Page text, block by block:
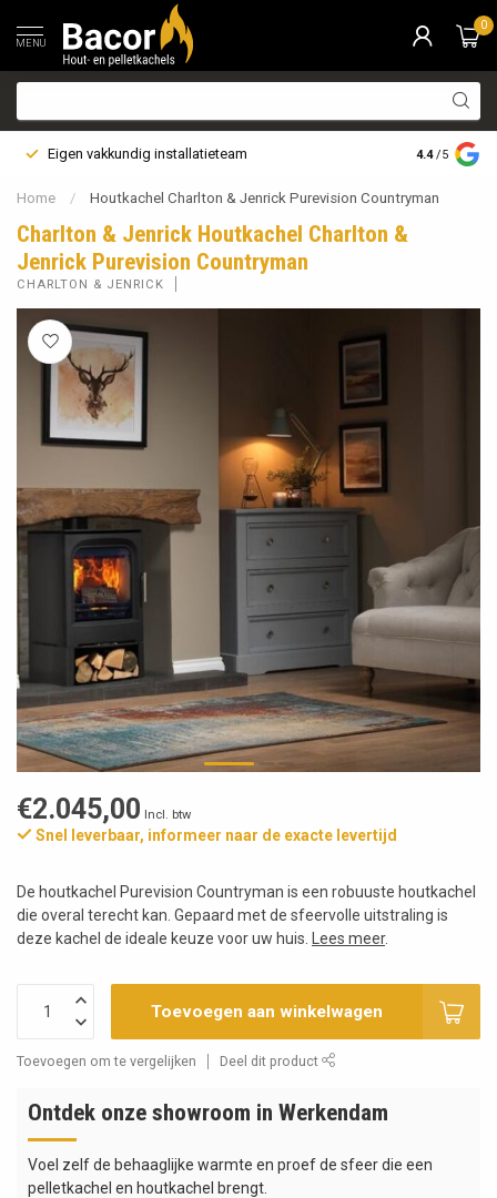
MENU
0
Eigen vakkundig installatieteam Bezorging
4.4 /5
Home / Houtkachel Charlton & Jenrick Purevision Countryman
Charlton & Jenrick Houtkachel Charlton &
Jenrick Purevision Countryman
CHARLTON & JENRICK
€2.045,00 Incl. btw
Snel leverbaar, informeer naar de exacte levertijd
De houtkachel Purevision Countryman is een robuuste houtkachel
die overal terecht kan. Gepaard met de sfeervolle uitstraling is
deze kachel de ideale keuze voor uw huis.
Lees meer.
Toevoegen aan winkelwagen
Toevoegen om te vergelijken Deel dit product
Ontdek onze showroom in Werkendam
Voel zelf de behaaglijke warmte en proef de sfeer die een
pelletkachel en houtkachel brengt.